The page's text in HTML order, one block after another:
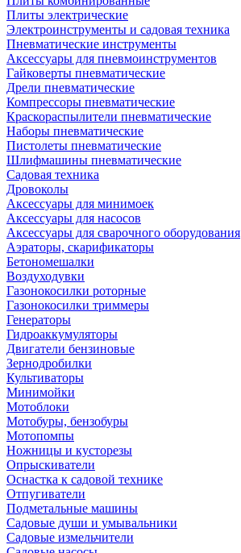
Плиты электрические
Электроинструменты и садовая техника
Пневматические инструменты
Аксессуары для пневмоинструментов
Гайковерты пневматические
Дрели пневматические
Компрессоры пневматические
Краскораспылители пневматические
Наборы пневматические
Пистолеты пневматические
Шлифмашины пневматические
Садовая техника
Дровоколы
Аксессуары для минимоек
Аксессуары для насосов
Аксессуары для сварочного оборудования
Аэраторы, скарификаторы
Бетономешалки
Воздуходувки
Газонокосилки роторные
Газонокосилки триммеры
Генераторы
Гидроаккумуляторы
Двигатели бензиновые
Зернодробилки
Культиваторы
Минимойки
Мотоблоки
Мотобуры, бензобуры
Мотопомпы
Ножницы и кусторезы
Опрыскиватели
Оснастка к садовой технике
Отпугиватели
Подметальные машины
Садовые души и умывальники
Садовые измельчители